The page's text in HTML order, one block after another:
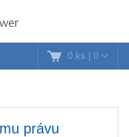
0 ks | 0
právu